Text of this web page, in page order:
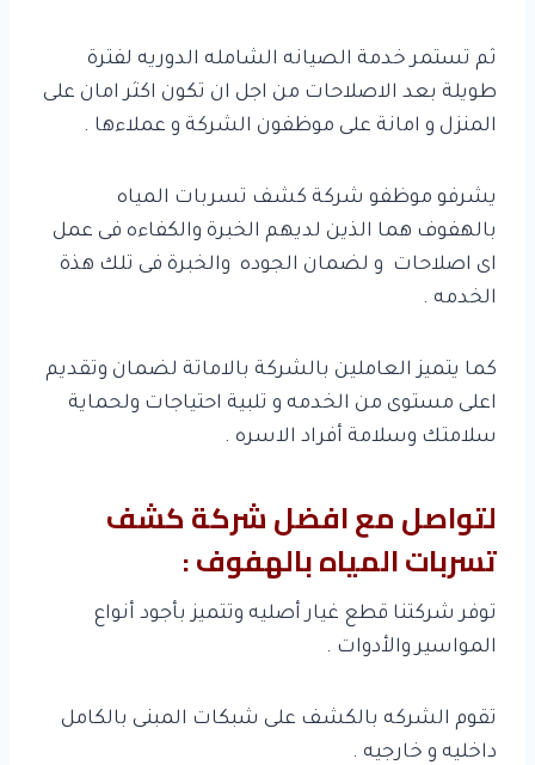
ثم تستمر خدمة الصيانه الشامله الدوريه لفترة
طويلة بعد الاصلاحات من اجل ان تكون اكثر امان على
المنزل و امانة على موظفون الشركة و عملاءها .
يشرفو موظفو شركة كشف تسربات المياه
بالهفوف هما الذين لديهم الخبرة والكفاءه فى عمل
اى اصلاحات و لضمان الجوده والخبرة فى تلك هذة
الخدمه .
كما يتميز العاملين بالشركة بالاماتة لضمان وتقديم
اعلى مستوى من الخدمه و تلبية احتياجات ولحماية
سلامتك وسلامة أفراد الاسره .
لتواصل مع افضل شركة كشف
تسربات المياه بالهفوف :
توفر شركتنا قطع غيار أصليه وتتميز بأجود أنواع
المواسير والأدوات .
تقوم الشركه بالكشف على شبكات المبنى بالكامل
داخليه و خارجيه .